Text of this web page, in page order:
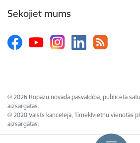
Sekojiet mums
© 2026 Ropažu novada pašvaldība, publicētā
aizsargātas.
© 2020 Valsts kanceleja, Tīmekļvietņu vienotās
aizsargātas.